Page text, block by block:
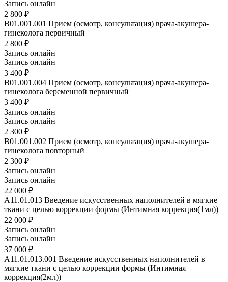
Запись онлайн
2 800 ₽
B01.001.001 Прием (осмотр, консультация) врача-акушера-
гинеколога первичный
2 800 ₽
Запись онлайн
Запись онлайн
3 400 ₽
B01.001.004 Прием (осмотр, консультация) врача-акушера-
гинеколога беременной первичный
3 400 ₽
Запись онлайн
Запись онлайн
2 300 ₽
B01.001.002 Прием (осмотр, консультация) врача-акушера-
гинеколога повторный
2 300 ₽
Запись онлайн
Запись онлайн
22 000 ₽
A11.01.013 Введение искусственных наполнителей в мягкие
ткани с целью коррекции формы (Интимная коррекция(1мл))
22 000 ₽
Запись онлайн
Запись онлайн
37 000 ₽
A11.01.013.001 Введение искусственных наполнителей в
мягкие ткани с целью коррекции формы (Интимная
коррекция(2мл))